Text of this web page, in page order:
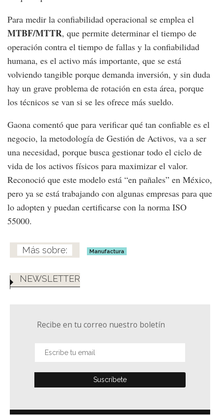
Para medir la confiabilidad operacional se emplea el
MTBF/MTTR, que permite determinar el tiempo de
operación contra el tiempo de fallas y la confiabilidad
humana, es el activo más importante, que se está
volviendo tangible porque demanda inversión, y sin duda
hay un grave problema de rotación en esta área, porque
los técnicos se van si se les ofrece más sueldo.
Gaona comentó que para verificar qué tan confiable es el
negocio, la metodología de Gestión de Activos, va a ser
una necesidad, porque busca gestionar todo el ciclo de
vida de los activos físicos para maximizar el valor.
Reconoció que este modelo está “en pañales” en México,
pero ya se está trabajando con algunas empresas para que
lo adopten y puedan certificarse con la norma ISO
55000.
Manufactura
NEWSLETTER
Recibe en tu correo nuestro boletín